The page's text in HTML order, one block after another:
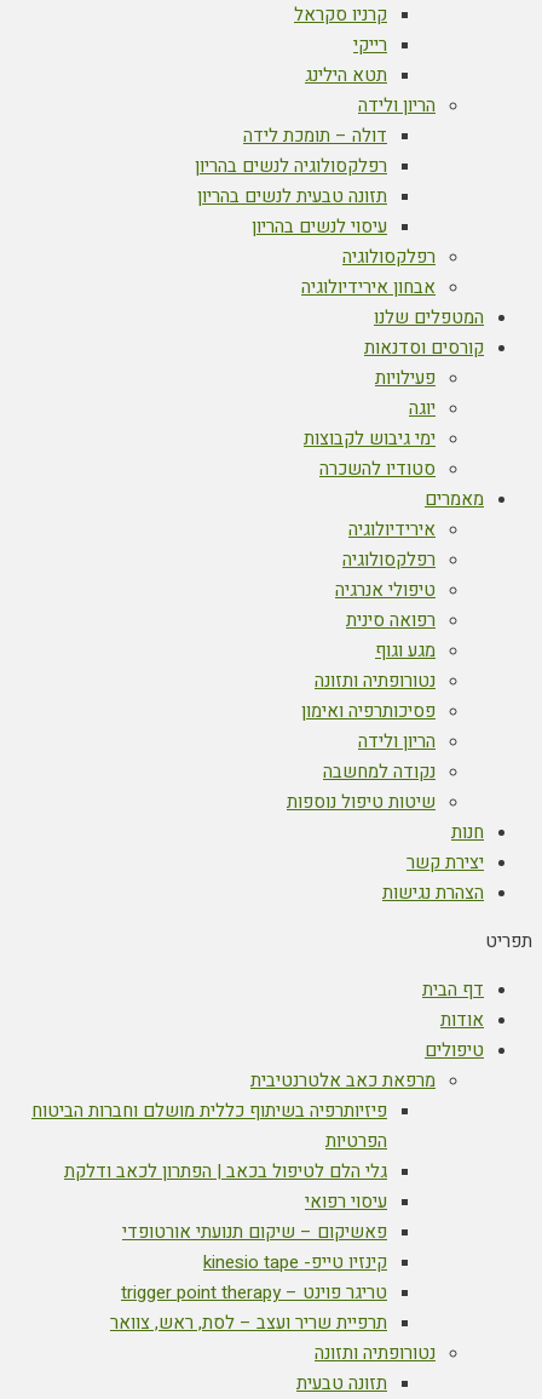
קרניו סקראל
רייקי
תטא הילינג
הריון ולידה
דולה – תומכת לידה
רפלקסולוגיה לנשים בהריון
תזונה טבעית לנשים בהריון
עיסוי לנשים בהריון
רפלקסולוגיה
אבחון אירידיולוגיה
המטפלים שלנו
קורסים וסדנאות
פעילויות
יוגה
ימי גיבוש לקבוצות
סטודיו להשכרה
מאמרים
אירידיולוגיה
רפלקסולוגיה
טיפולי אנרגיה
רפואה סינית
מגע וגוף
נטורופתיה ותזונה
פסיכותרפיה ואימון
הריון ולידה
נקודה למחשבה
שיטות טיפול נוספות
חנות
יצירת קשר
הצהרת נגישות
תפריט
דף הבית
אודות
טיפולים
מרפאת כאב אלטרנטיבית
פיזיותרפיה בשיתוף כללית מושלם וחברות הביטוח
הפרטיות
גלי הלם לטיפול בכאב | הפתרון לכאב ודלקת
עיסוי רפואי
פאשיקום – שיקום תנועתי אורטופדי
קינזיו טייפ- kinesio tape
טריגר פוינט – trigger point therapy
תרפיית שריר ועצב – לסת, ראש, צוואר
נטורופתיה ותזונה
תזונה טבעית